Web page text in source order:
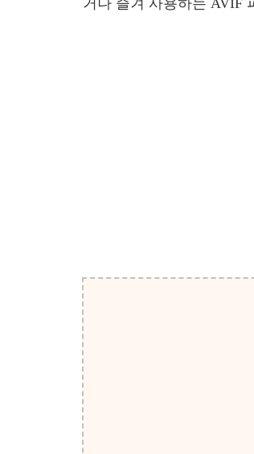
거나 즐겨 사용하는 AVIF